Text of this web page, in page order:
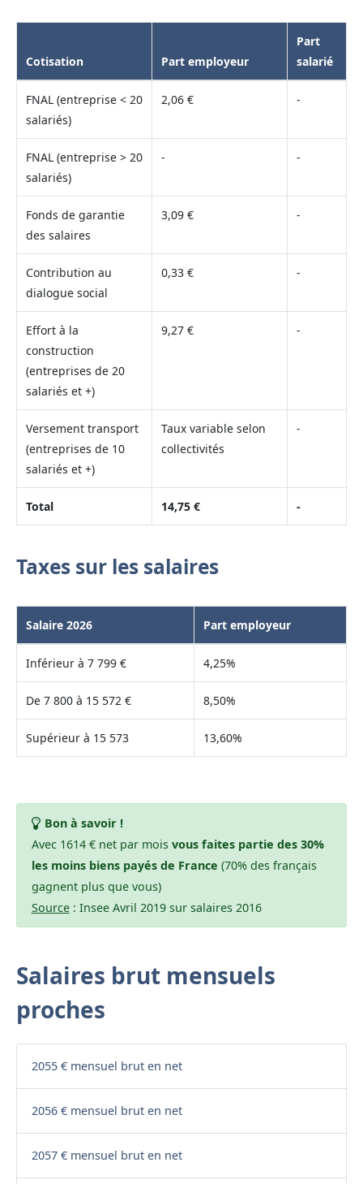
Cotisation Part employeur
Part
salarié
FNAL (entreprise < 20
salariés)
2,06 € -
FNAL (entreprise > 20
salariés)
- -
Fonds de garantie
des salaires
3,09 € -
Contribution au
dialogue social
0,33 € -
Effort à la
construction
(entreprises de 20
salariés et +)
9,27 € -
Versement transport
(entreprises de 10
salariés et +)
Taux variable selon
collectivités
-
Total 14,75 € -
Taxes sur les salaires
Salaire 2026 Part employeur
Inférieur à 7 799 € 4,25%
De 7 800 à 15 572 € 8,50%
Supérieur à 15 573 13,60%
Bon à savoir !
Avec 1614 € net par mois vous faites partie des 30%
les moins biens payés de France (70% des français
gagnent plus que vous)
Source: Insee Avril 2019 sur salaires 2016
Salaires brut mensuels
proches
2055 € mensuel brut en net
2056 € mensuel brut en net
2057 € mensuel brut en net